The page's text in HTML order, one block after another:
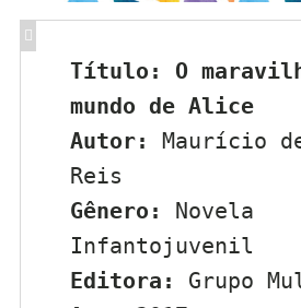
Título: O
mundo de Alice
Autor:
Maurício
Reis
Gênero:
Novela
Infantojuvenil
Editora:
Grupo